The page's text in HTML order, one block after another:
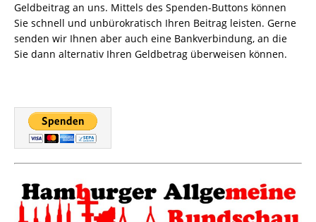
Geldbeitrag an uns. Mittels des Spenden-Buttons können
Sie schnell und unbürokratisch Ihren Beitrag leisten. Gerne
senden wir Ihnen aber auch eine Bankverbindung, an die
Sie dann alternativ Ihren Geldbetrag überweisen können.